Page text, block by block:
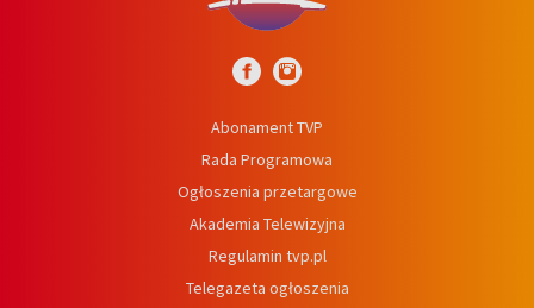
Abonament TVP
Rada Programowa
Ogłoszenia przetargowe
Akademia Telewizyjna
Regulamin tvp.pl
Telegazeta ogłoszenia